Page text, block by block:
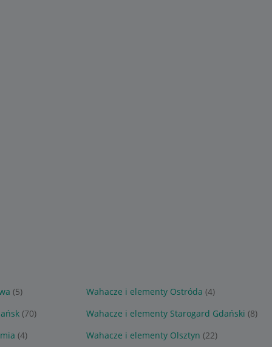
(5) Wahacze i elementy Ostróda (4)
(70) Wahacze i elementy Starogard Gdański (8)
(4) Wahacze i elementy Olsztyn (22)